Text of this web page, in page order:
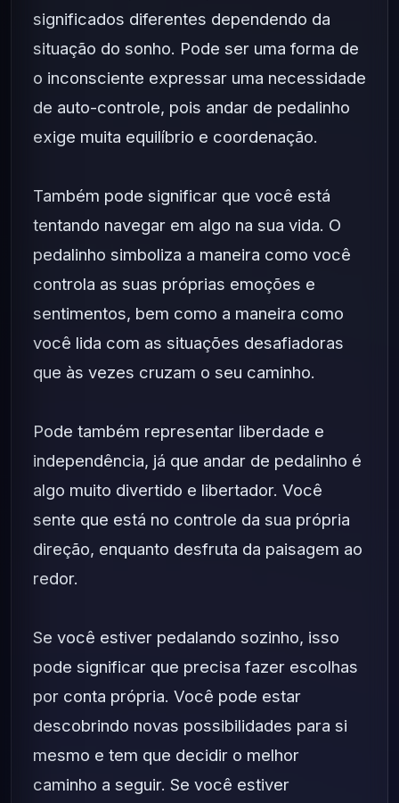
significados diferentes dependendo da
situação do sonho. Pode ser uma forma de
o inconsciente expressar uma necessidade
de auto-controle, pois andar de pedalinho
exige muita equilíbrio e coordenação.
Também pode significar que você está
tentando navegar em algo na sua vida. O
pedalinho simboliza a maneira como você
controla as suas próprias emoções e
sentimentos, bem como a maneira como
você lida com as situações desafiadoras
que às vezes cruzam o seu caminho.
Pode também representar liberdade e
independência, já que andar de pedalinho é
algo muito divertido e libertador. Você
sente que está no controle da sua própria
direção, enquanto desfruta da paisagem ao
redor.
Se você estiver pedalando sozinho, isso
pode significar que precisa fazer escolhas
por conta própria. Você pode estar
descobrindo novas possibilidades para si
mesmo e tem que decidir o melhor
caminho a seguir. Se você estiver